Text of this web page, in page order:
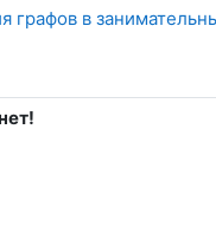
графов в